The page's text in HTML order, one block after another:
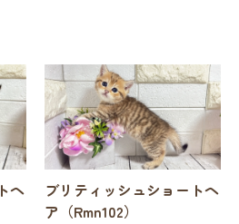
ヘ
ブリティッシュショートヘ
ア（Rmn102）